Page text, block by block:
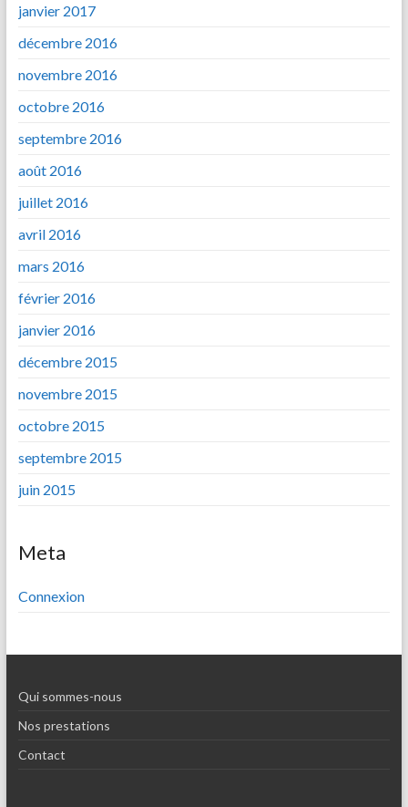
janvier 2017
décembre 2016
novembre 2016
octobre 2016
septembre 2016
août 2016
juillet 2016
avril 2016
mars 2016
février 2016
janvier 2016
décembre 2015
novembre 2015
octobre 2015
septembre 2015
juin 2015
Meta
Connexion
Qui sommes-nous
Nos prestations
Contact